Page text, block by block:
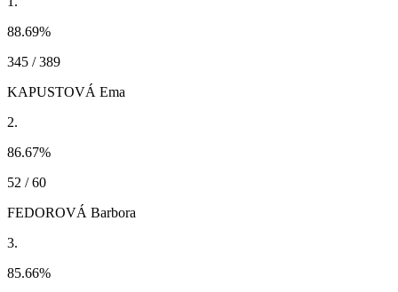
88.69%
345 / 389
KAPUSTOVÁ Ema
2.
86.67%
52 / 60
FEDOROVÁ Barbora
3.
85.66%